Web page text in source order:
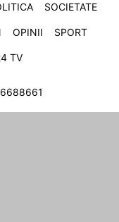
SOCIETATE
OPINII SPORT
TV